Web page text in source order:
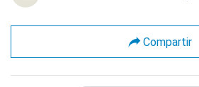
Compartir